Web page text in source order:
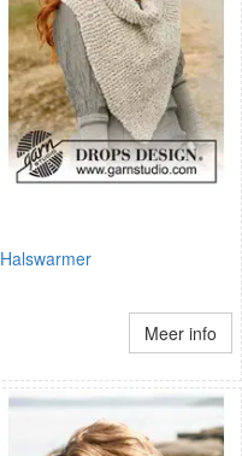
Halswarmer
Meer info